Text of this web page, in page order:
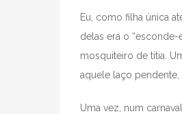
Eu, como filha única
delas era o
mosquiteiro de titia.
aquele laço pendente,
Uma vez, num